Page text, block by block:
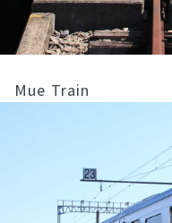
Mue Train